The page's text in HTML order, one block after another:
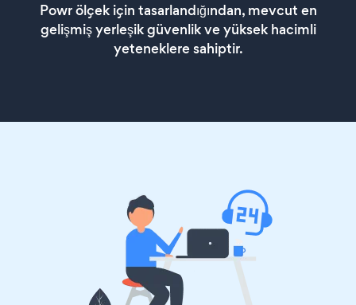
Powr ölçek için tasarlandığından, mevcut en
gelişmiş yerleşik güvenlik ve yüksek hacimli
yeteneklere sahiptir.